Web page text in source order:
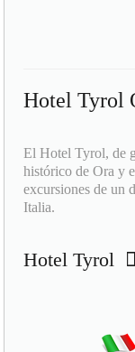
Hotel Tyrol
El Hotel Tyrol, de
histórico de Ora y
excursiones de un
Italia.
Hotel Tyrol